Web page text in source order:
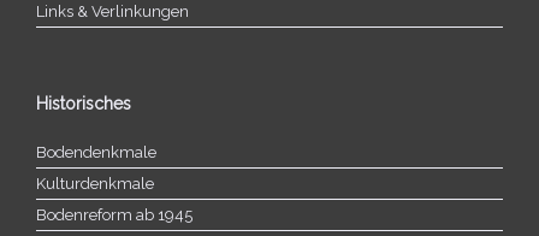
Links & Verlinkungen
Historisches
Bodendenkmale
Kulturdenkmale
Bodenreform ab 1945